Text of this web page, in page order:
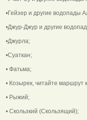
•Гейзер и другие водопады
•Джур-Джур и другие
•Джурла;
•Суаткан;
• Фатьма;
• Козырек, читайте маршрут
• Рыжий;
• Скользкий (Скользящий);